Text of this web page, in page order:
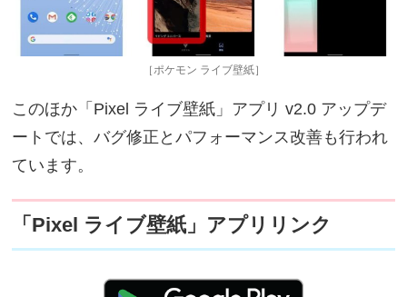
［ポケモン ライブ壁紙］
このほか「Pixel ライブ壁紙」アプリ v2.0 アップデ
ートでは、バグ修正とパフォーマンス改善も行われ
ています。
「Pixel ライブ壁紙」アプリリンク